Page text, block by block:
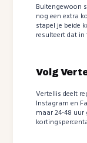
Buitengewoon
nog een extra
stapel je beide
resulteert dat
Volg
Vertellis deelt
Instagram en
maar 24-48